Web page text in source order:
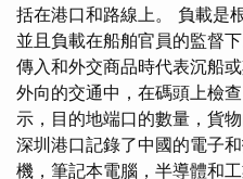
括在港口和路線上。 負載是
並且負載在船舶官員的監督下
傳入和外交商品時代表沉船
外向的交通中，在碼頭上檢
示，目的地端口的數量，貨
深圳港口記錄了中國的電子
機，筆記本電腦，半導體和